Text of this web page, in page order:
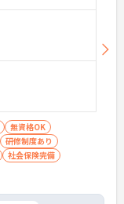
無資格OK
研修制度あり
社会保険完備